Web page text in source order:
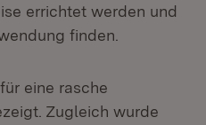
errichtet werden und
finden.
eine rasche
Zugleich wurde